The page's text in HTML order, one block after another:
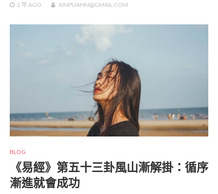
2 年 AGO XINPUAHM@GMAIL.COM
BLOG
《易經》第五十三卦風山漸解掛：循序
漸進就會成功